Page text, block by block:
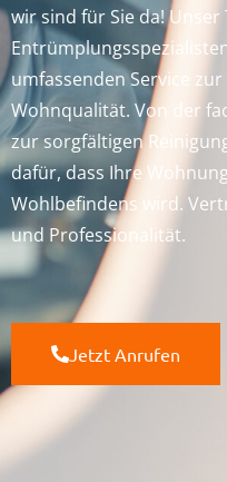
wir sind für Sie da! Unser
umfassenden Service
Wohnqualität. Von der
zur sorgfältigen
dafür, dass Ihre
Wohlbefindens wird.
und Professionalität.
Jetzt Anrufen